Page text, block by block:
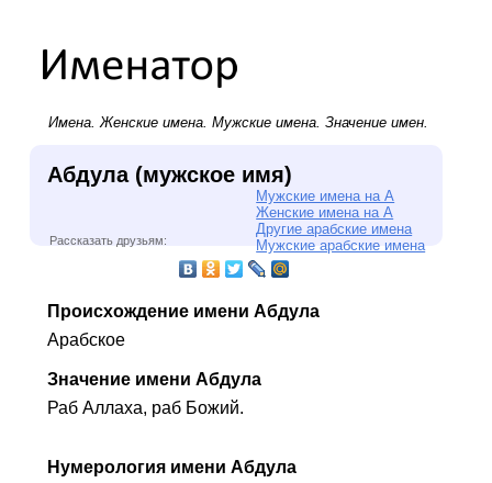
Имена.Женские имена. Мужские имена. Значение имен.
Абдула (мужское имя)
Мужские имена на А
Женские имена на А
Другие арабские имена
Мужские арабские имена
Рассказать друзьям:
Происхождение имени Абдула
Арабское
Значение имени Абдула
Раб Аллаха, раб Божий.
Нумерология имени Абдула